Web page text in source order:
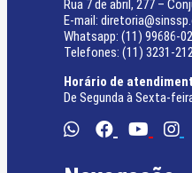
Rua 7 de abril, 277 –
E-mail:
Whatsapp: (11) 99686-
Telefones: (11) 3231-
Horário de
De Segunda à Sexta-